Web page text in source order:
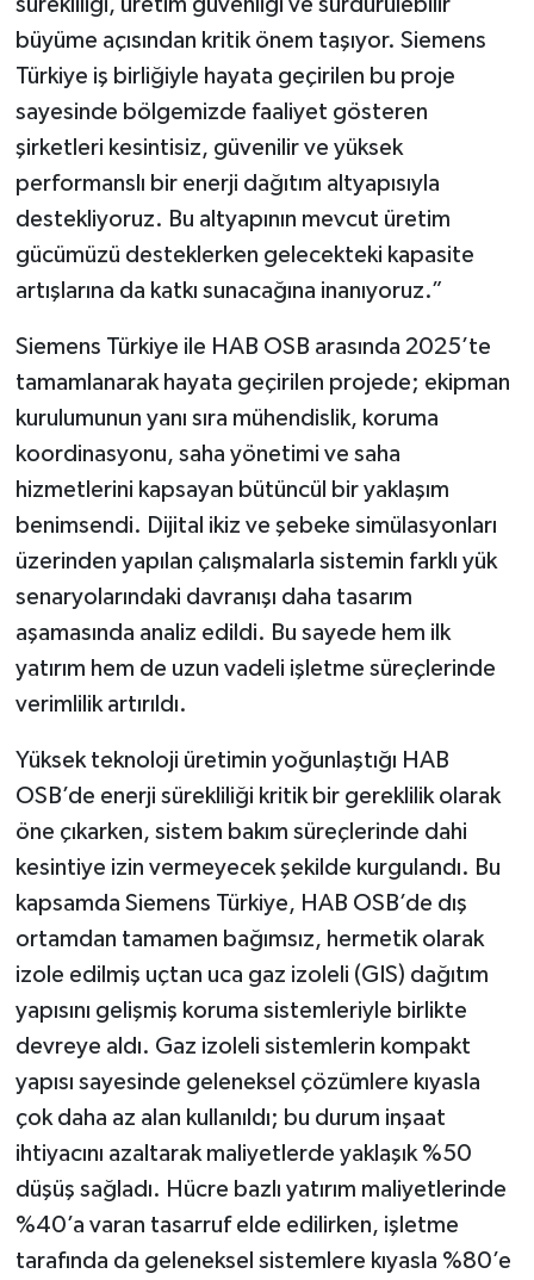
sürekliliği, üretim güvenliği ve sürdürülebilir
büyüme açısından kritik önem taşıyor. Siemens
Türkiye iş birliğiyle hayata geçirilen bu proje
sayesinde bölgemizde faaliyet gösteren
şirketleri kesintisiz, güvenilir ve yüksek
performanslı bir enerji dağıtım altyapısıyla
destekliyoruz. Bu altyapının mevcut üretim
gücümüzü desteklerken gelecekteki kapasite
artışlarına da katkı sunacağına inanıyoruz.”
Siemens Türkiye ile HAB OSB arasında 2025’te
tamamlanarak hayata geçirilen projede; ekipman
kurulumunun yanı sıra mühendislik, koruma
koordinasyonu, saha yönetimi ve saha
hizmetlerini kapsayan bütüncül bir yaklaşım
benimsendi. Dijital ikiz ve şebeke simülasyonları
üzerinden yapılan çalışmalarla sistemin farklı yük
senaryolarındaki davranışı daha tasarım
aşamasında analiz edildi. Bu sayede hem ilk
yatırım hem de uzun vadeli işletme süreçlerinde
verimlilik artırıldı.
Yüksek teknoloji üretimin yoğunlaştığı HAB
OSB’de enerji sürekliliği kritik bir gereklilik olarak
öne çıkarken, sistem bakım süreçlerinde dahi
kesintiye izin vermeyecek şekilde kurgulandı. Bu
kapsamda Siemens Türkiye, HAB OSB’de dış
ortamdan tamamen bağımsız, hermetik olarak
izole edilmiş uçtan uca gaz izoleli (GIS) dağıtım
yapısını gelişmiş koruma sistemleriyle birlikte
devreye aldı. Gaz izoleli sistemlerin kompakt
yapısı sayesinde geleneksel çözümlere kıyasla
çok daha az alan kullanıldı; bu durum inşaat
ihtiyacını azaltarak maliyetlerde yaklaşık %50
düşüş sağladı. Hücre bazlı yatırım maliyetlerinde
%40’a varan tasarruf elde edilirken, işletme
tarafında da geleneksel sistemlere kıyasla %80’e